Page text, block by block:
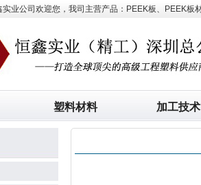
实业公司欢迎您，我司主营产品：PEEK板、PEEK板
塑料材料 加工技术